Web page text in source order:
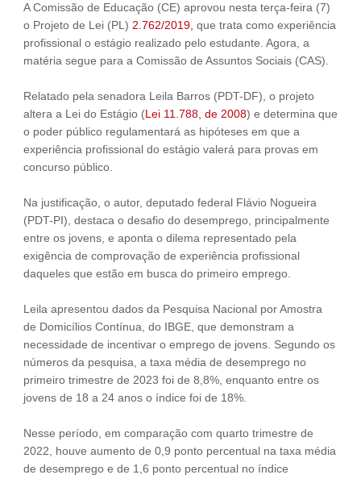
SEJA UM ASSOCIADO
VAGAS
A Comissão de Educação (CE) aprovou nesta terça-feira (7)
o Projeto de Lei (PL) 2.762/2019, que trata como experiência
profissional o estágio realizado pelo estudante. Agora, a
matéria segue para a Comissão de Assuntos Sociais (CAS).
Relatado pela senadora Leila Barros (PDT-DF), o projeto
altera a Lei do Estágio (Lei 11.788, de 2008) e determina que
o poder público regulamentará as hipóteses em que a
experiência profissional do estágio valerá para provas em
concurso público.
Na justificação, o autor, deputado federal Flávio Nogueira
(PDT-PI), destaca o desafio do desemprego, principalmente
entre os jovens, e aponta o dilema representado pela
exigência de comprovação de experiência profissional
daqueles que estão em busca do primeiro emprego.
Leila apresentou dados da Pesquisa Nacional por Amostra
de Domicílios Contínua, do IBGE, que demonstram a
necessidade de incentivar o emprego de jovens. Segundo os
números da pesquisa, a taxa média de desemprego no
primeiro trimestre de 2023 foi de 8,8%, enquanto entre os
jovens de 18 a 24 anos o índice foi de 18%.
Nesse período, em comparação com quarto trimestre de
2022, houve aumento de 0,9 ponto percentual na taxa média
de desemprego e de 1,6 ponto percentual no índice